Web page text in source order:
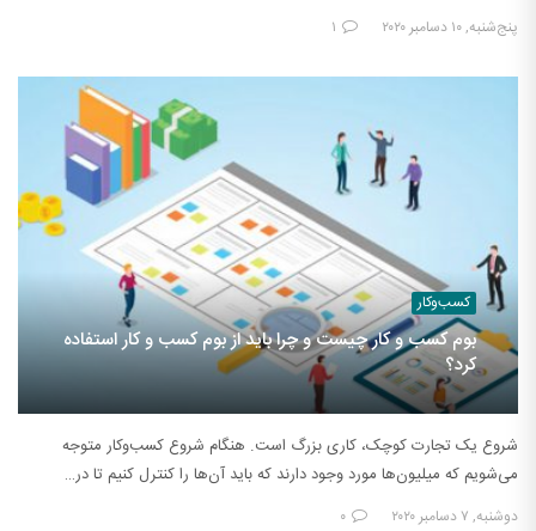
پنج‌شنبه, ۱۰ دسامبر ۲۰۲۰ ۱
کسب‌وکار
بوم کسب و کار چیست و چرا باید از بوم کسب و کار استفاده
کرد؟
شروع یک تجارت کوچک، کاری بزرگ است. هنگام شروع کسب‌وکار متوجه
می‌شویم که میلیون‌ها مورد وجود دارند که باید آن‌ها را کنترل کنیم تا در…
دوشنبه, ۷ دسامبر ۲۰۲۰ ۰